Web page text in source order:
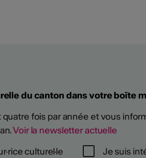
du canton dans votre boîte
fois par année et vous
Voir la newsletter actuelle
culturel·le
Je suis